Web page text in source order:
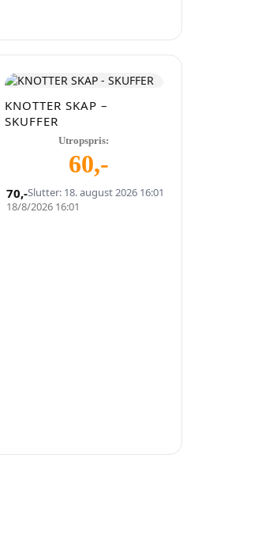
Slutter: 18. august 2026 16:01
KNOTTER SKAP –
SKUFFER
Utropspris:
60,-
18/8/2026 16:01
70,-